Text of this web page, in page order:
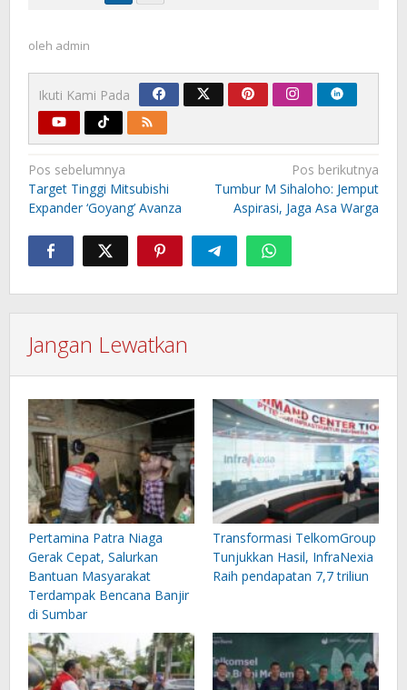
oleh admin
Ikuti Kami Pada
Navigasi
pos
Pos sebelumnya
Target Tinggi Mitsubishi
Expander ‘Goyang’ Avanza
Pos berikutnya
Tumbur M Sihaloho: Jemput
Aspirasi, Jaga Asa Warga
Jangan Lewatkan
Pertamina Patra Niaga
Gerak Cepat, Salurkan
Bantuan Masyarakat
Terdampak Bencana Banjir
di Sumbar
Transformasi TelkomGroup
Tunjukkan Hasil, InfraNexia
Raih pendapatan 7,7 triliun